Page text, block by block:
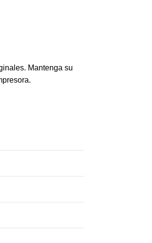
Mantenga su